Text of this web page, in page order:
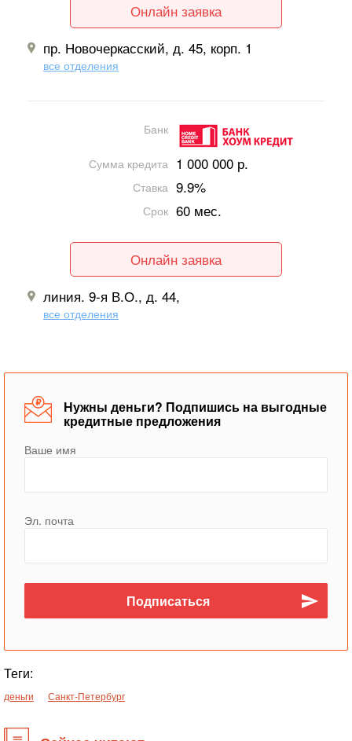
Онлайн заявка
пр. Новочеркасский, д. 45, корп. 1
все отделения
Банк
Сумма кредита 1 000 000 р.
Ставка 9.9%
Срок 60 мес.
Онлайн заявка
линия. 9-я В.О., д. 44,
все отделения
Нужны деньги? Подпишись на выгодные
кредитные предложения
Ваше имя
Эл. почта
Теги:
деньги Санкт-Петербург